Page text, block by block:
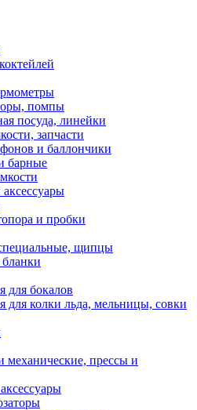
помпы
посуда, линейки
запчасти
и баллончики
барные
и пробки
щипцы
для бокалов
для колки льда, мельницы, совки
прессы и